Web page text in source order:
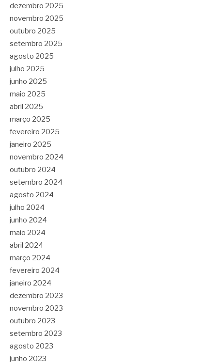
dezembro 2025
novembro 2025
outubro 2025
setembro 2025
agosto 2025
julho 2025
junho 2025
maio 2025
abril 2025
março 2025
fevereiro 2025
janeiro 2025
novembro 2024
outubro 2024
setembro 2024
agosto 2024
julho 2024
junho 2024
maio 2024
abril 2024
março 2024
fevereiro 2024
janeiro 2024
dezembro 2023
novembro 2023
outubro 2023
setembro 2023
agosto 2023
junho 2023